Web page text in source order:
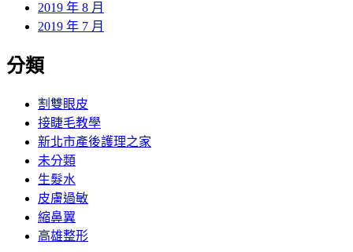
2019 年 8 月
2019 年 7 月
分類
割雙眼皮
接睫毛教學
新北市產後護理之家
未分類
生髮水
皮膚過敏
縮鼻翼
高雄整形